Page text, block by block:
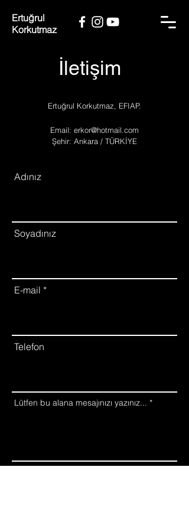
Ertuğrul
Korkutmaz
İletişim
Ertuğrul Korkutmaz, EFIAP.
Email: erkor@hotmail.com
Şehir: Ankara / TÜRKİYE
Adınız
Soyadınız
E-mail
Telefon
Lütfen bu alana mesajınızı yazınız...